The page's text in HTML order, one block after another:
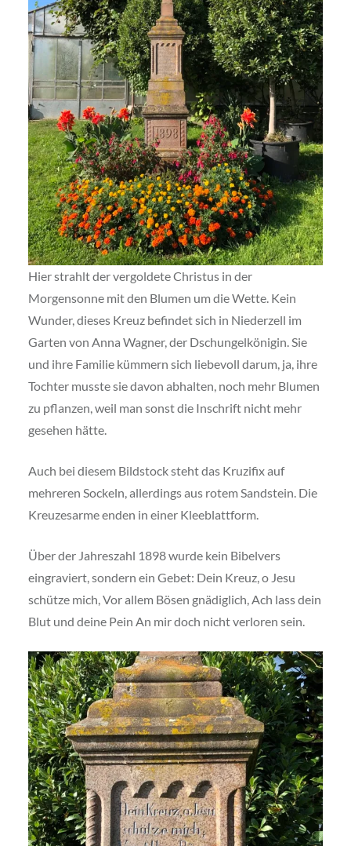
Hier strahlt der vergoldete Christus in der
Morgensonne mit den Blumen um die Wette. Kein
Wunder, dieses Kreuz befindet sich in Niederzell im
Garten von Anna Wagner, der Dschungelkönigin. Sie
und ihre Familie kümmern sich liebevoll darum, ja, ihre
Tochter musste sie davon abhalten, noch mehr Blumen
zu pflanzen, weil man sonst die Inschrift nicht mehr
gesehen hätte.
Auch bei diesem Bildstock steht das Kruzifix auf
mehreren Sockeln, allerdings aus rotem Sandstein. Die
Kreuzesarme enden in einer Kleeblattform.
Über der Jahreszahl 1898 wurde kein Bibelvers
eingraviert, sondern ein Gebet: Dein Kreuz, o Jesu
schütze mich, Vor allem Bösen gnädiglich, Ach lass dein
Blut und deine Pein An mir doch nicht verloren sein.